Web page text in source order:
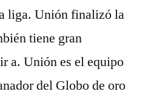
liga. Unión finalizó la
tiene gran
a. Unión es el equipo
del Globo de oro